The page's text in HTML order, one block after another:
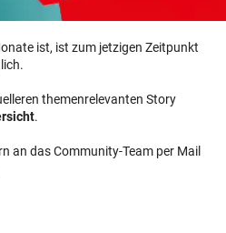
ist, ist zum jetzigen Zeitpunkt
themenrelevanten Story
.
an das Community-Team per Mail